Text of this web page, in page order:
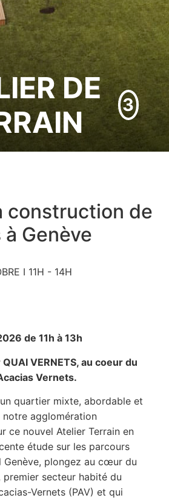
DE
3
construction de
Genève
I 11H - 14H
de 11h à 13h
VERNETS, au coeur du
Vernets.
quartier mixte, abordable et
notre agglomération
ce nouvel Atelier Terrain en
étude sur les parcours
Genève, plongez au cœur du
premier secteur habité du
Vernets (PAV) et qui